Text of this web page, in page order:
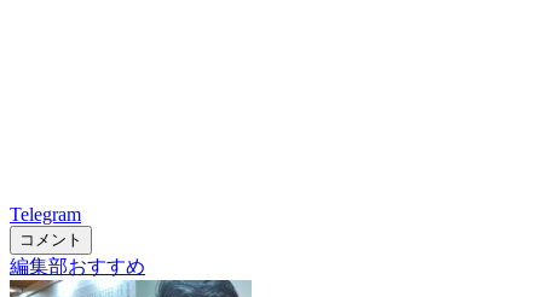
Telegram
コメント
編集部おすすめ